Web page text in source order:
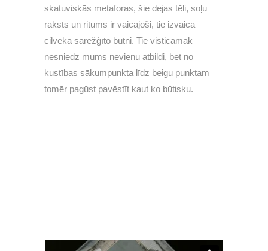
skatuviskās metaforas, šie dejas tēli, soļu
raksts un ritums ir vaicājoši, tie izvaicā
cilvēka sarežģīto būtni. Tie visticamāk
nesniedz mums nevienu atbildi, bet no
kustības sākumpunkta līdz beigu punktam
tomēr pagūst pavēstīt kaut ko būtisku.